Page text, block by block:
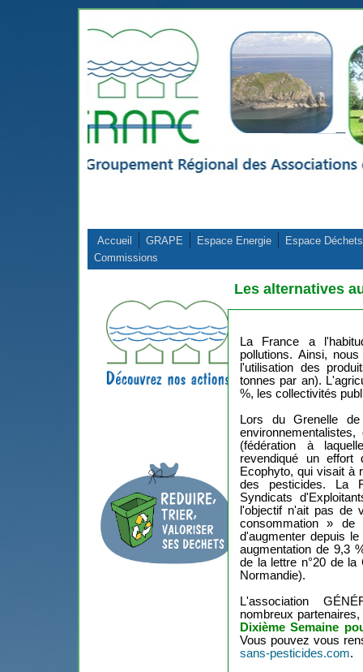
Accueil GRAPE Espace Energie
Espace Déchets
Commissions
Les alternatives
La France a
pollutions. Ainsi,
l'utilisation des
tonnes par an).
%, les collectivités
Lors du Grenelle de
(fédération à
revendiqué un
Ecophyto, qui visait à
des pesticides. La
Syndicats
l'objectif n'ait pas de
consommation » de
d'augmenter depuis
augmentation de 9,3
de la lettre n°20 de la
Normandie).
L'association
nombreux
Dixième Semaine
Vous pouvez vous
sans-pesticides.com.